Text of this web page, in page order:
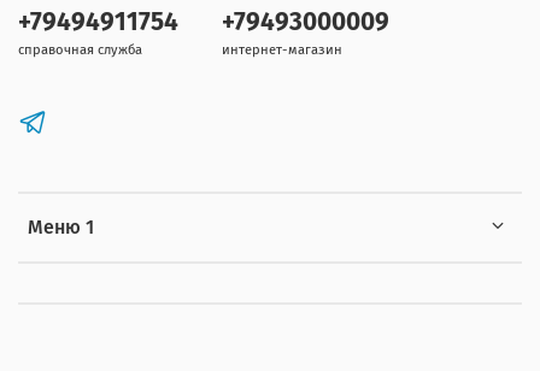
Меню 1
+79494911754
справочная служба
+79493000009
интернет-магазин